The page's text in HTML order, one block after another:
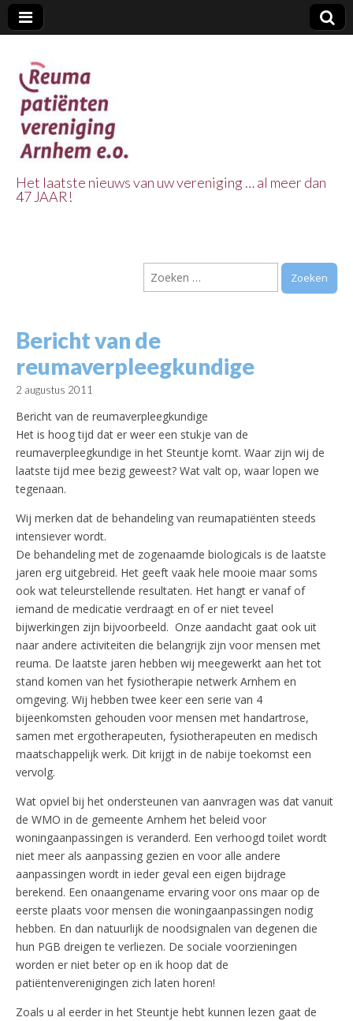
Vereniging
Arnhem e.o.
Het laatste nieuws van uw vereniging … al meer dan
47 JAAR!
Zoeken
naar:
Bericht van de
reumaverpleegkundige
2 augustus 2011
Bericht van de reumaverpleegkundige
Het is hoog tijd dat er weer een stukje van de
reumaverpleegkundige in het Steuntje komt. Waar zijn wij de
laatste tijd mee bezig geweest? Wat valt op, waar lopen we
tegenaan.
Wij merken dat de behandeling van reumapatiënten steeds
intensiever wordt.
De behandeling met de zogenaamde biologicals is de laatste
jaren erg uitgebreid. Het geeft vaak hele mooie maar soms
ook wat teleurstellende resultaten. Het hangt er vanaf of
iemand de medicatie verdraagt en of er niet teveel
bijwerkingen zijn bijvoorbeeld. Onze aandacht gaat ook uit
naar andere activiteiten die belangrijk zijn voor mensen met
reuma. De laatste jaren hebben wij meegewerkt aan het tot
stand komen van het fysiotherapie netwerk Arnhem en
omgeving. Wij hebben twee keer een serie van 4
bijeenkomsten gehouden voor mensen met handartrose,
samen met ergotherapeuten, fysiotherapeuten en medisch
maatschappelijk werk. Dit krijgt in de nabije toekomst een
vervolg.
Wat opviel bij het ondersteunen van aanvragen was dat vanuit
de WMO in de gemeente Arnhem het beleid voor
woningaanpassingen is veranderd. Een verhoogd toilet wordt
niet meer als aanpassing gezien en voor alle andere
aanpassingen wordt in ieder geval een eigen bijdrage
berekend. Een onaangename ervaring voor ons maar op de
eerste plaats voor mensen die woningaanpassingen nodig
hebben. En dan natuurlijk de noodsignalen van degenen die
hun PGB dreigen te verliezen. De sociale voorzieningen
worden er niet beter op en ik hoop dat de
patiëntenverenigingen zich laten horen!
Zoals u al eerder in het Steuntje hebt kunnen lezen gaat de